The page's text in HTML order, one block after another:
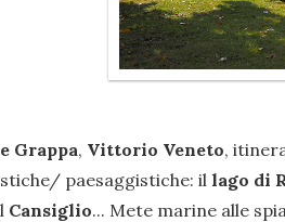
Grappa, Vittorio Veneto,
paesaggistiche: il lago di
Cansiglio... Mete marine alle